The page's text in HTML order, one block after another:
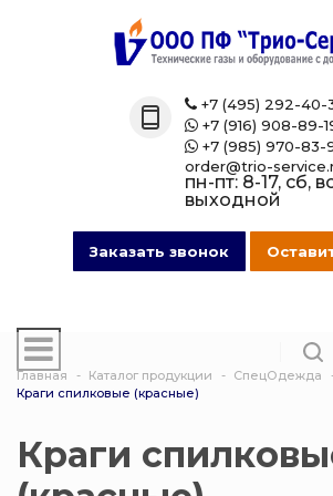
Назад
Технические газы
Газовые баллоны
016 Сварочная проволока
007 Зажимы
014 Редуктора
+7 (495) 292-40-
+7 (916) 908-89-
+7 (985) 970-83-
order@trio-
пн-пт: 8-17, сб,
выходной
Заказать звонок
Главная Каталог продукции
СпецОдежда
Краги спилковые (красные)
Краги